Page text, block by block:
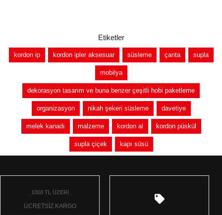
Etiketler
kordon ip kordon ipler aksesuar süsleme çanta supla
mobilya
dekorasyon tasarım ve buna benzer çeşitli hobi paketleme
organizasyon nikah şekeri süsleme davetiye
melek kanadı malzeme kordon al kordon püskül
supla çiçek kapı süsü
1000 TL ÜZERİ
ÜCRETSİZ KARGO